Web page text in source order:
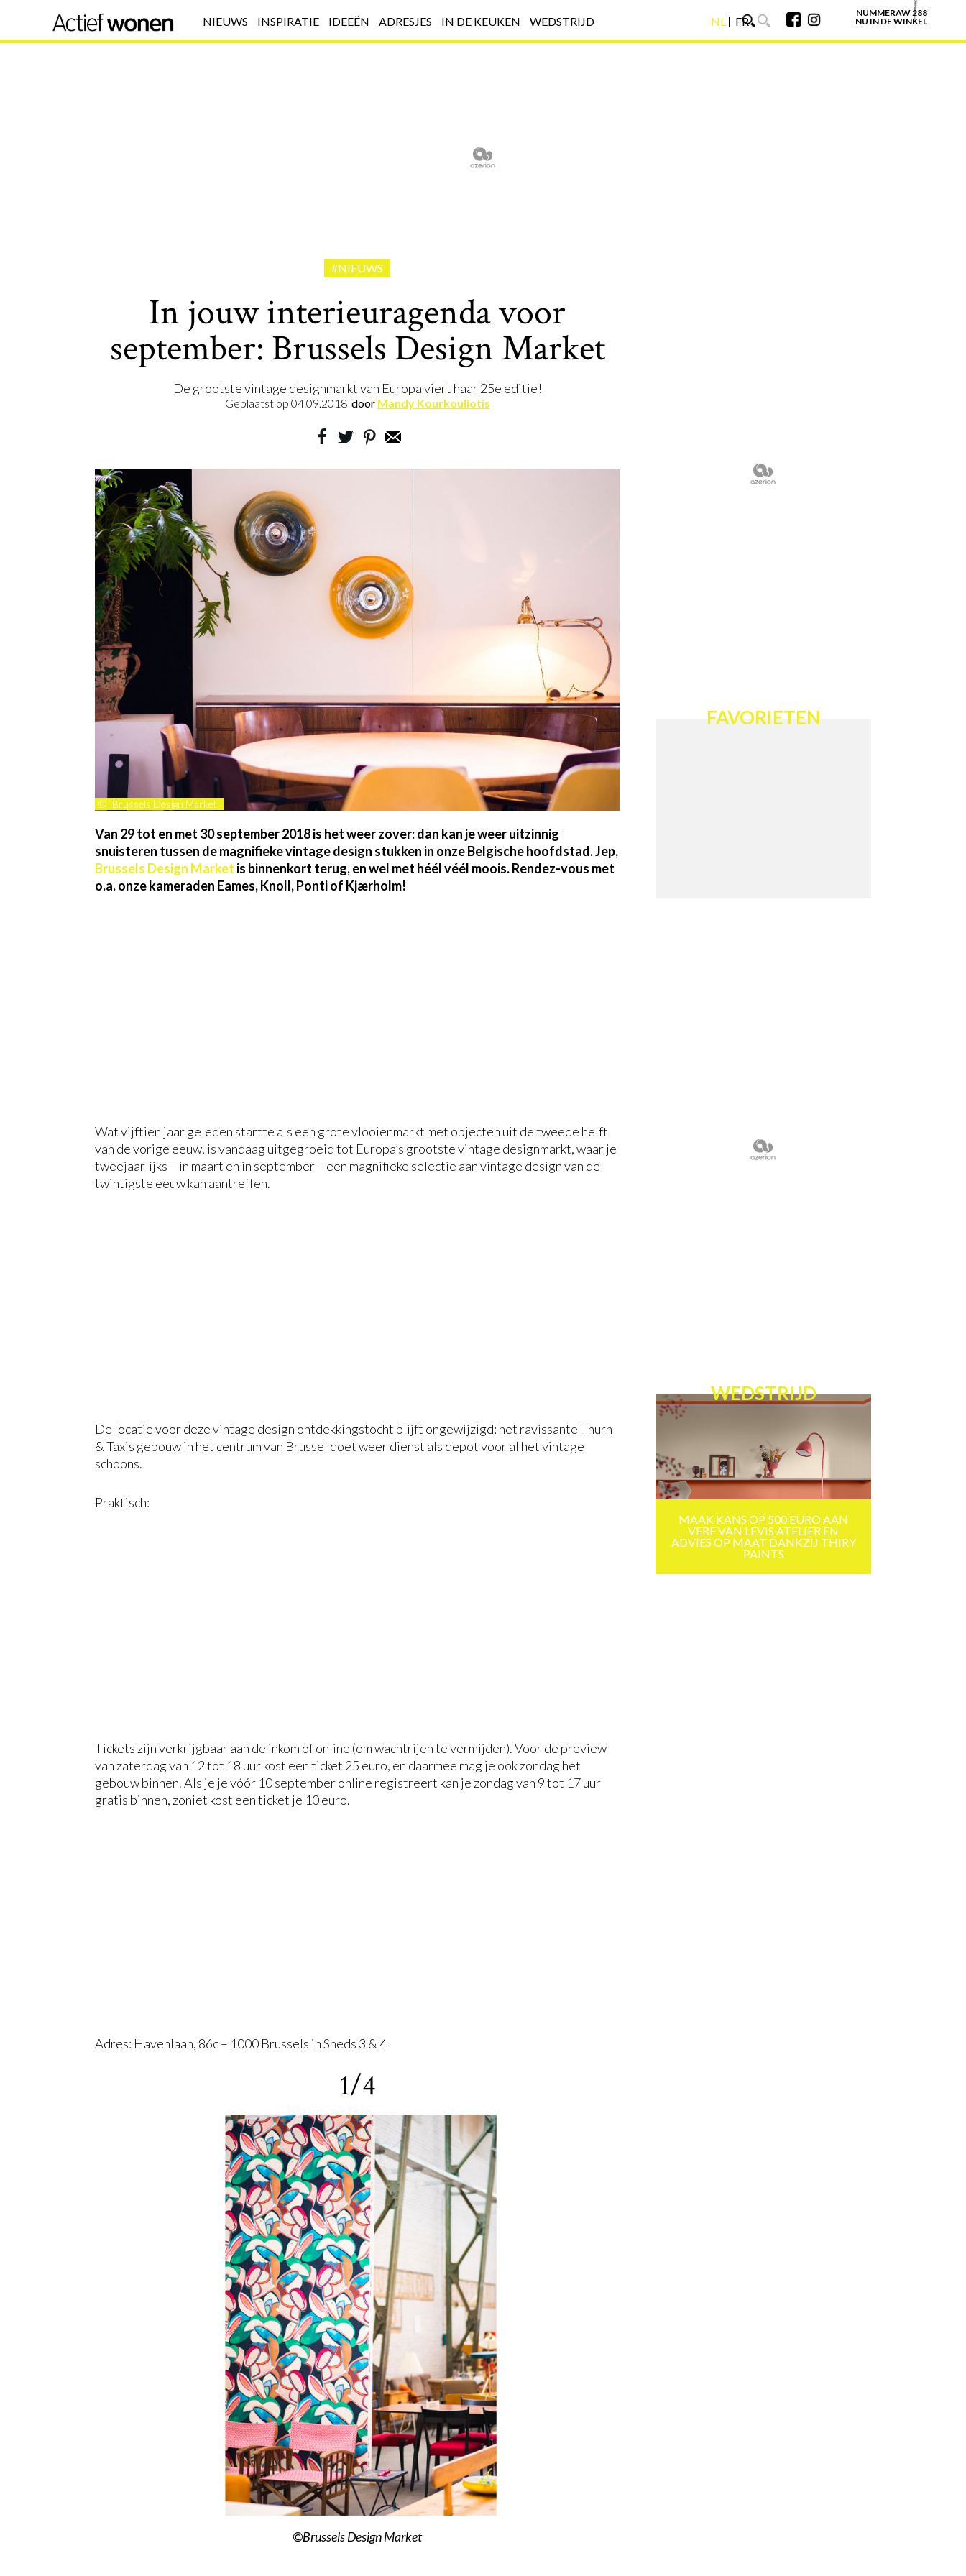
NIEUWS INSPIRATIE IDEEËN ADRESJES IN DE KEUKEN WEDSTRIJD
NL
FR
NUMMERAW 288
NU IN DE WINKEL
#NIEUWS
In jouw interieuragenda voor
september: Brussels Design Market
De grootste vintage designmarkt van Europa viert haar 25e editie!
Geplaatst op 04.09.2018 door Mandy Kourkouliotis
© Brussels Design Market
Van 29 tot en met 30 september 2018 is het weer zover: dan kan je weer uitzinnig
snuisteren tussen de magnifieke vintage design stukken in onze Belgische hoofdstad. Jep,
Brussels Design Market is binnenkort terug, en wel met héél véél moois. Rendez-vous met
o.a. onze kameraden Eames, Knoll, Ponti of Kjærholm!
Wat vijftien jaar geleden startte als een grote vlooienmarkt met objecten uit de tweede helft
van de vorige eeuw, is vandaag uitgegroeid tot Europa’s grootste vintage designmarkt, waar je
tweejaarlijks – in maart en in september – een magnifieke selectie aan vintage design van de
twintigste eeuw kan aantreffen.
De locatie voor deze vintage design ontdekkingstocht blijft ongewijzigd: het ravissante Thurn
& Taxis gebouw in het centrum van Brussel doet weer dienst als depot voor al het vintage
schoons.
Praktisch:
Tickets zijn verkrijgbaar aan de inkom of online (om wachtrijen te vermijden). Voor de preview
van zaterdag van 12 tot 18 uur kost een ticket 25 euro, en daarmee mag je ook zondag het
gebouw binnen. Als je je vóór 10 september online registreert kan je zondag van 9 tot 17 uur
gratis binnen, zoniet kost een ticket je 10 euro.
Adres: Havenlaan, 86c – 1000 Brussels in Sheds 3 & 4
1/4
©Brussels Design Market
FAVORIETEN
WEDSTRIJD
MAAK KANS OP 500 EURO AAN
VERF VAN LEVIS ATELIER EN
ADVIES OP MAAT DANKZIJ THIRY
PAINTS